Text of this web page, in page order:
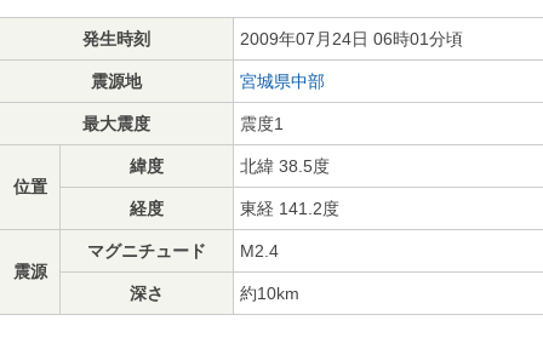
発生時刻 2009年07月24日 06時01分頃
震源地 宮城県中部
最大震度 震度1
位置
緯度 北緯 38.5度
経度 東経 141.2度
震源
マグニチュード M2.4
深さ 約10km